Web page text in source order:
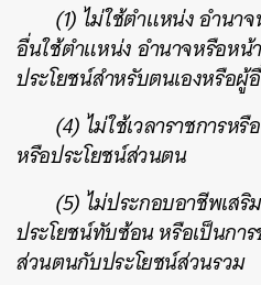
(1) ไม่ใช้ตำแหน่ง อำนา
อื่นใช้ตำแหน่ง อำนาจหรือห
ประโยชน์สำหรับตนเองหรือผู้
(4) ไม่ใช้เวลาราชการห
หรือประโยชน์ส่วนตน
(5) ไม่ประกอบอาชีพเส
ประโยชน์ทับซ้อน หรือเป็นกา
ส่วนตนกับประโยชน์ส่วนรวม